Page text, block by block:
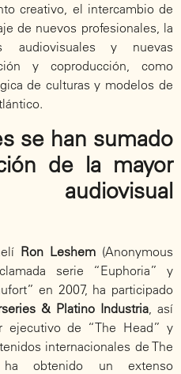
creativo, el intercambio de
de nuevos profesionales, la
audiovisuales y nuevas
y coproducción, como
de culturas y modelos de
se han sumado
de la mayor
Ron Leshem (Anonymous
serie “Euphoria” y
en 2007, ha participado
& Platino Industria , así
ejecutivo de “The Head” y
internacionales de The
obtenido un extenso